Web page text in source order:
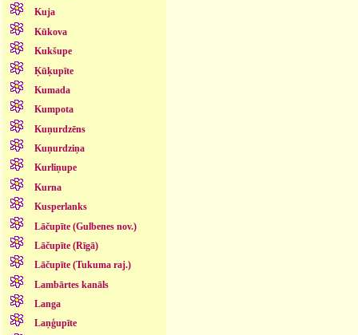
Kuja
Kūkova
Kukšupe
Ķūķupīte
Kumada
Kumpota
Kuņurdzēns
Kuņurdziņa
Kurliņupe
Kurna
Kusperlanks
Lāčupīte (Gulbenes nov.)
Lāčupīte (Rīgā)
Lāčupīte (Tukuma raj.)
Lambārtes kanāls
Langa
Laņģupīte